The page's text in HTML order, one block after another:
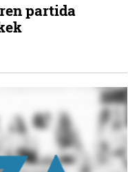
partida